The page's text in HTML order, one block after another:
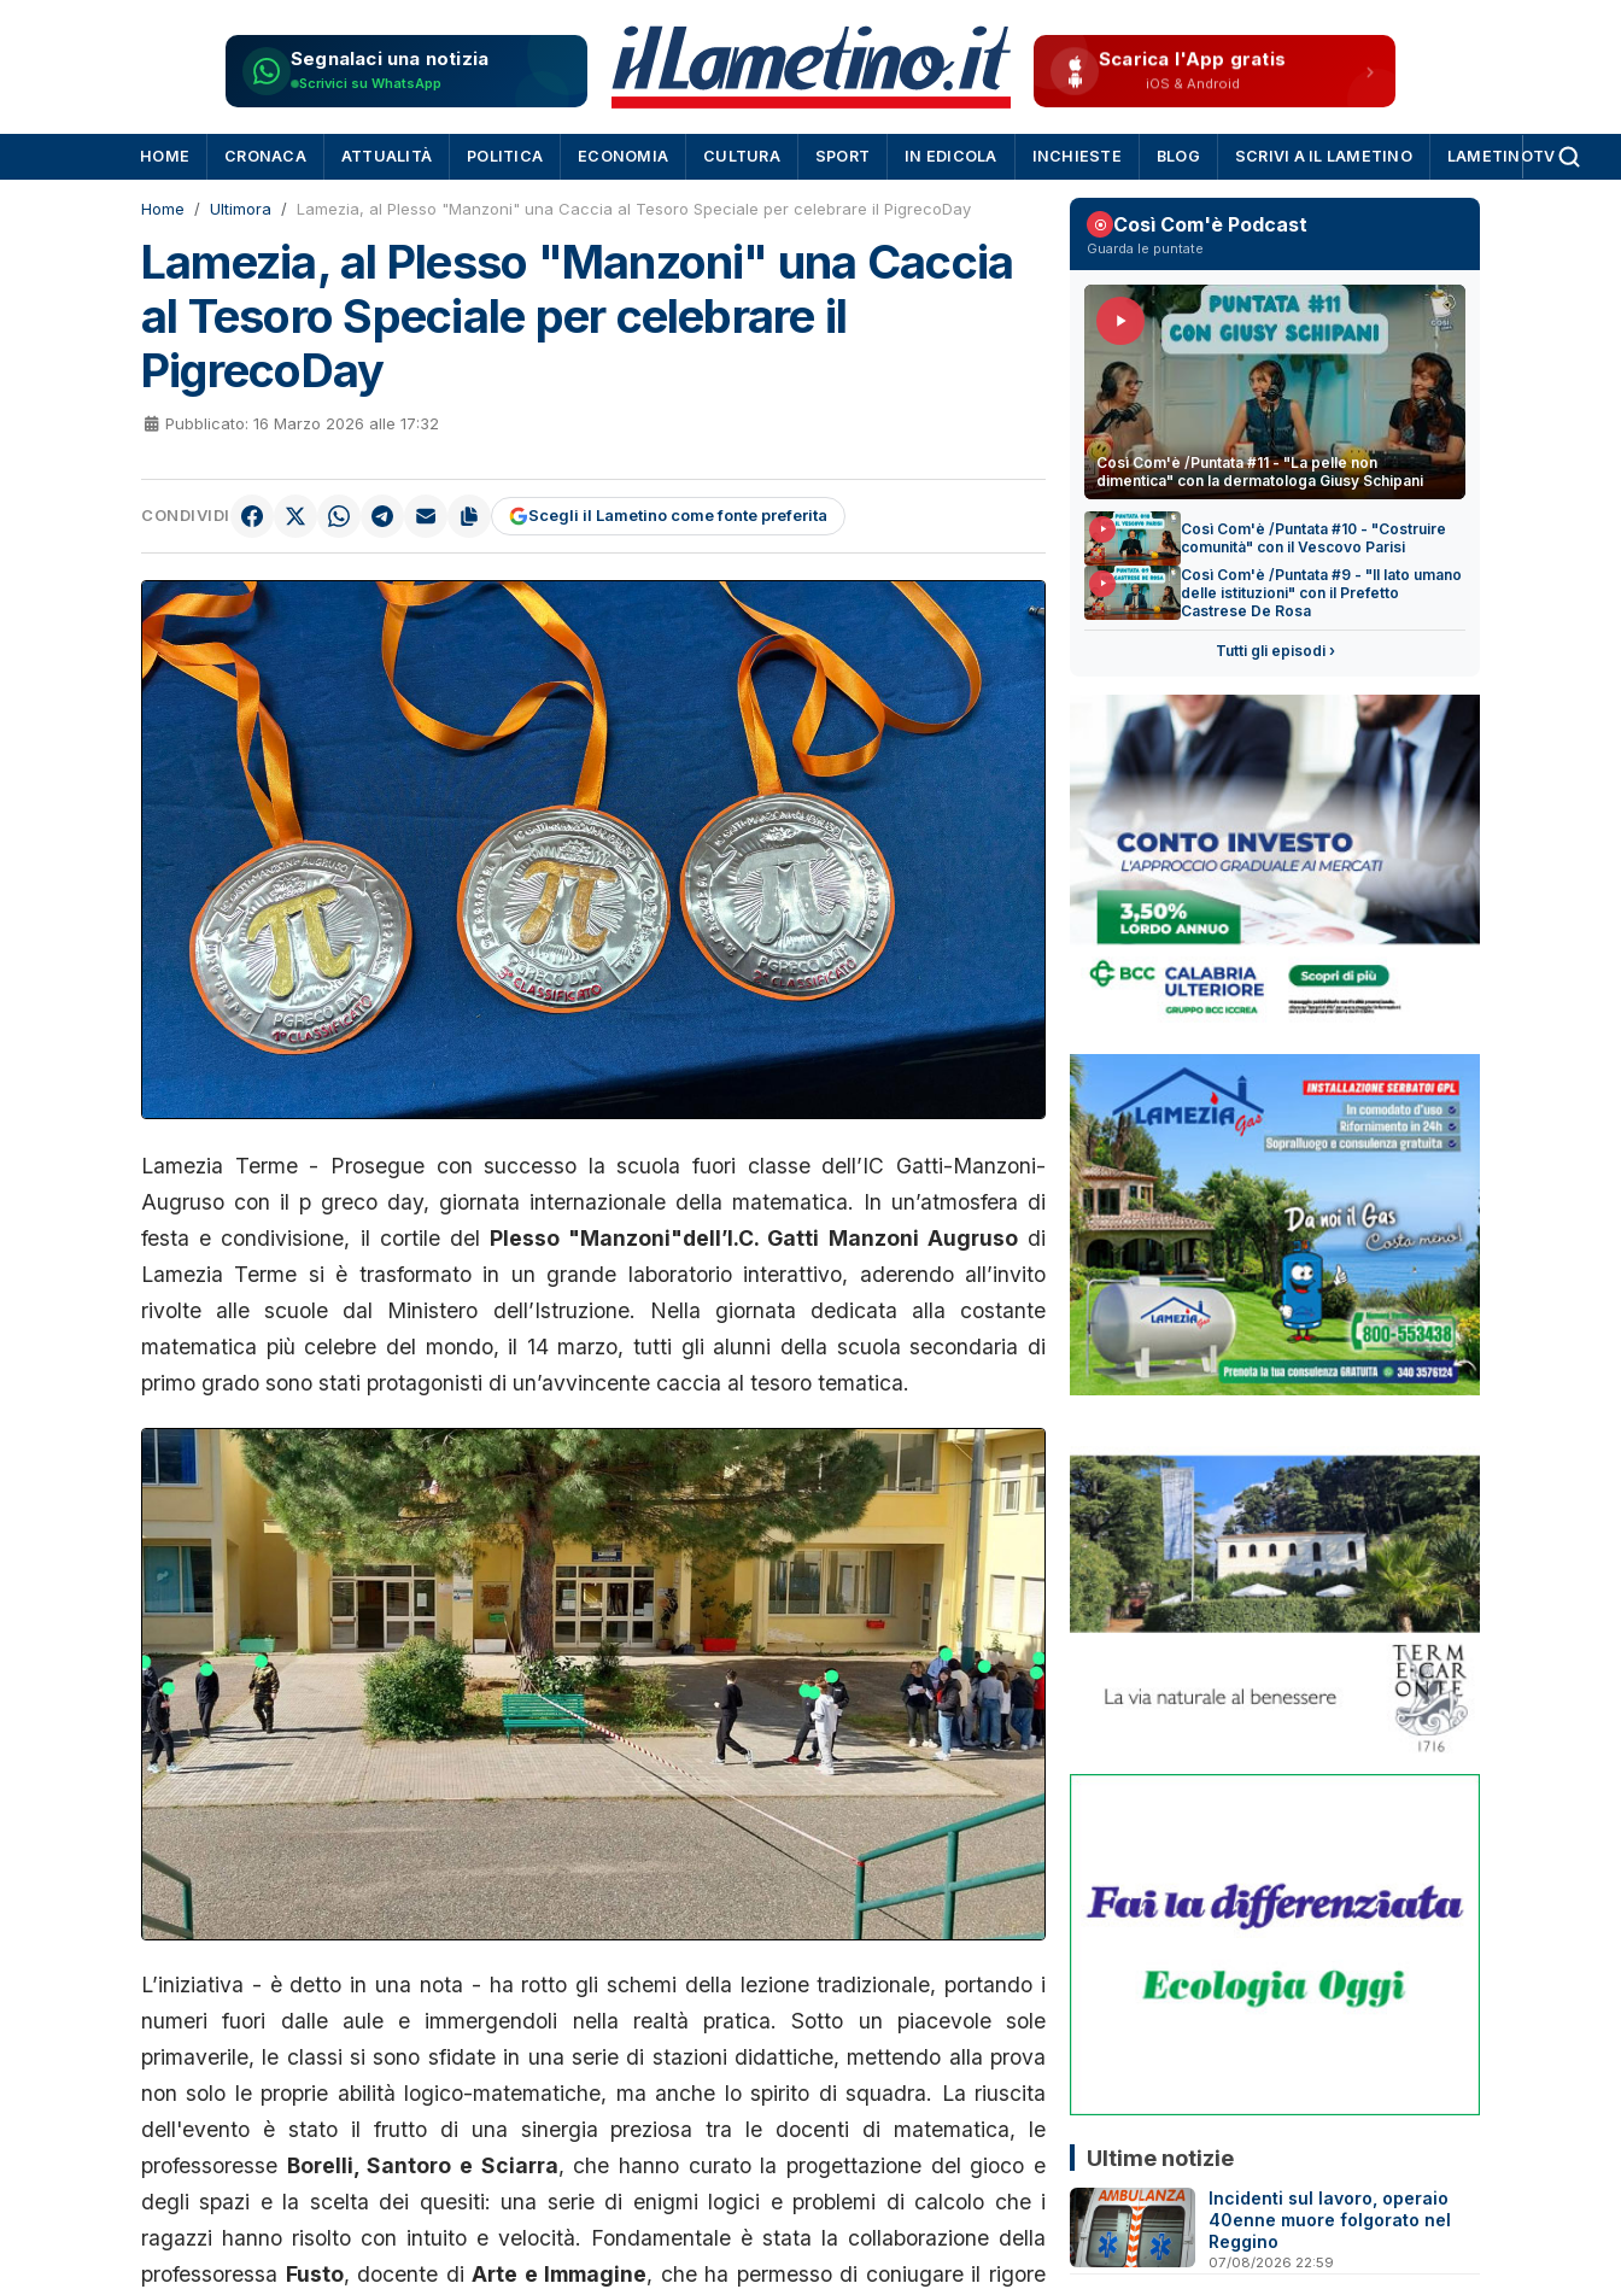
Segnalaci una notizia
Scrivici su WhatsApp
Scarica l'App gratis
iOS & Android
HOME CRONACA ATTUALITÀ POLITICA ECONOMIA CULTURA SPORT IN EDICOLA INCHIESTE BLOG SCRIVI A IL LAMETINO LAMETINOTV
Home Ultimora Lamezia, al Plesso "Manzoni" una Caccia al Tesoro Speciale per celebrare il PigrecoDay
Lamezia, al Plesso "Manzoni" una Caccia
al Tesoro Speciale per celebrare il
PigrecoDay
Pubblicato: 16 Marzo 2026 alle 17:32
CONDIVIDI Scegli il Lametino come fonte preferita
Lamezia Terme - Prosegue con successo la scuola fuori classe dell’IC Gatti-Manzoni-
Augruso con il p greco day, giornata internazionale della matematica. In un’atmosfera di
festa e condivisione, il cortile del Plesso "Manzoni"dell’I.C. Gatti Manzoni Augrusodi
Lamezia Terme si è trasformato in un grande laboratorio interattivo, aderendo all’invito
rivolte alle scuole dal Ministero dell’Istruzione. Nella giornata dedicata alla costante
matematica più celebre del mondo, il 14 marzo, tutti gli alunni della scuola secondaria di
primo grado sono stati protagonisti di un’avvincente caccia al tesoro tematica.
L’iniziativa - è detto in una nota - ha rotto gli schemi della lezione tradizionale, portando i
numeri fuori dalle aule e immergendoli nella realtà pratica. Sotto un piacevole sole
primaverile, le classi si sono sfidate in una serie di stazioni didattiche, mettendo alla prova
non solo le proprie abilità logico-matematiche, ma anche lo spirito di squadra. La riuscita
dell'evento è stato il frutto di una sinergia preziosa tra le docenti di matematica, le
professoresse Borelli, Santoro e Sciarra, che hanno curato la progettazione del gioco e
degli spazi e la scelta dei quesiti: una serie di enigmi logici e problemi di calcolo che i
ragazzi hanno risolto con intuito e velocità. Fondamentale è stata la collaborazione della
professoressa Fusto, docente diArte e Immagine, che ha permesso di coniugare il rigore
Così Com'è Podcast
Guarda le puntate
Così Com'è /Puntata #11 - "La pelle non
dimentica" con la dermatologa Giusy Schipani
Così Com'è /Puntata #10 - "Costruire
comunità" con il Vescovo Parisi
Così Com'è /Puntata #9 - "Il lato umano
delle istituzioni" con il Prefetto
Castrese De Rosa
Tutti gli episodi ›
Ultime notizie
Incidenti sul lavoro, operaio
40enne muore folgorato nel
Reggino
07/08/2026 22:59